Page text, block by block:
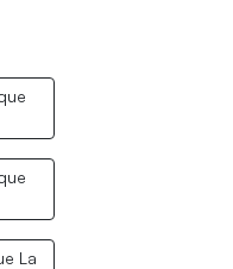
La